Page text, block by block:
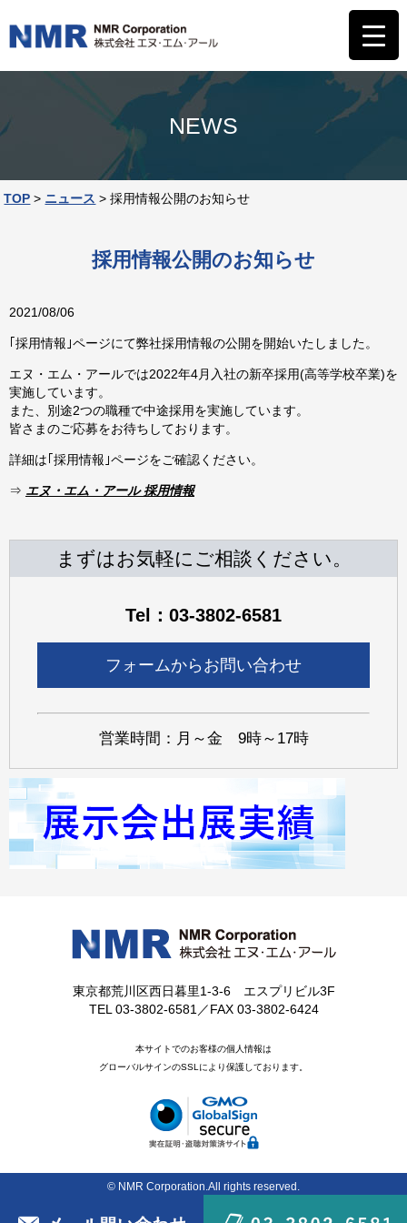
TOP > ニュース >採用情報公開のお知らせ
NEWS
採用情報公開のお知らせ
2021/08/06
｢採用情報｣ページにて弊社採用情報の公開を開始いたしました。
エヌ・エム・アールでは2022年4月入社の新卒採用(高等学校卒業)を
実施しています。
また、別途2つの職種で中途採用を実施しています。
皆さまのご応募をお待ちしております。
詳細は｢採用情報｣ページをご確認ください。
⇒ エヌ・エム・アール 採用情報
まずはお気軽にご相談ください。
Tel：03-3802-6581
フォームからお問い合わせ
営業時間：月～金 9時～17時
東京都荒川区西日暮里1-3-6 エスプリビル3F
TEL 03-3802-6581／FAX 03-3802-6424
本サイトでのお客様の個人情報は
グローバルサインのSSLにより保護しております。
© NMR Corporation.All rights reserved.